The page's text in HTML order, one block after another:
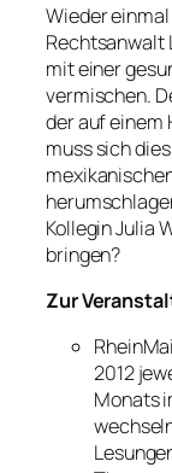
Wieder
Rechtsanwalt
mit einer
vermischen.
der auf einem
muss sich
Kollegin Julia
bringen?
Zur
2012
Monats